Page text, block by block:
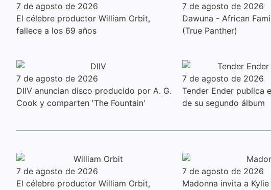
7 de agosto de 2026
El célebre productor William Orbit,
fallece a los 69 años
7 de agosto de 2026
Dawuna - African
(True Panther)
7 de agosto de 2026
DIIV anuncian disco producido por A. G.
Cook y comparten 'The Fountain'
7 de agosto de 2026
Tender Ender publica
de su segundo álbum
7 de agosto de 2026
El célebre productor William Orbit,
7 de agosto de 2026
Madonna invita a